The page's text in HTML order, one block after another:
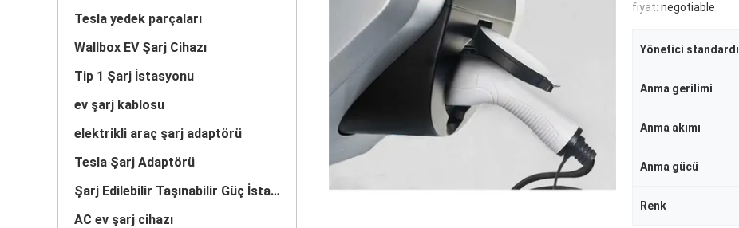
Tesla yedek parçaları
Wallbox EV Şarj Cihazı
Tip 1 Şarj İstasyonu
ev şarj kablosu
elektrikli araç şarj adaptörü
Tesla Şarj Adaptörü
Şarj Edilebilir Taşınabilir Güç İstasyonu
AC ev şarj cihazı
fiyat: negotiable
Yönetici standardı
Anma gerilimi
Anma akımı
Anma gücü
Renk